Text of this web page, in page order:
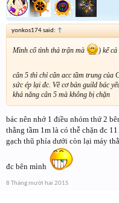
yonkos174 said: ↑
Mình cố tình thả trận mà ) kể
cân 5 thì chỉ cân acc tầm trung của
sức ép lại đc. Về cơ bản guild bác
khả năng cân 5 mà không bị chặn
bác nên nhớ 1 điều nhóm thứ 2
thằng tầm 1m là có thễ chặn đc
gạch thũ phía dưới còn lại máy
đc bên mình
8 Tháng mười hai 2015